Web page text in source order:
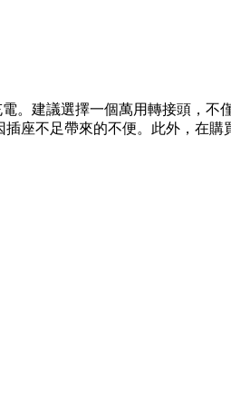
。建議選擇一個萬用轉接頭，
座不足帶來的不便。此外，在